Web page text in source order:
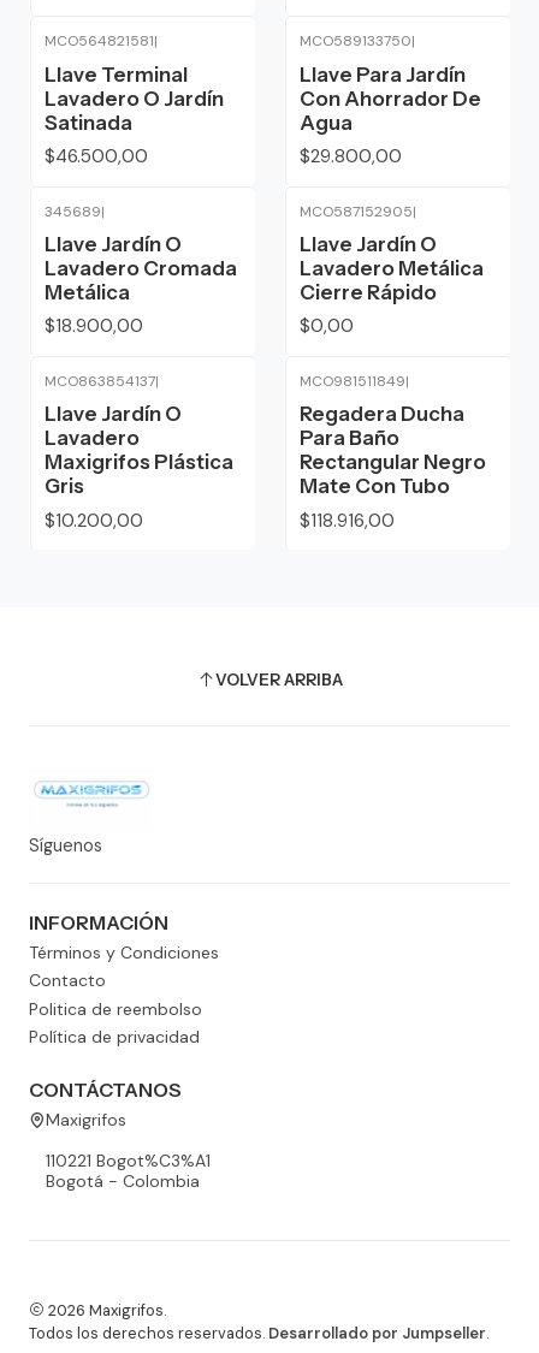
MCO564821581|
Llave Terminal
Lavadero O Jardín
Satinada
$46.500,00
MCO589133750|
Llave Para Jardín
Con Ahorrador De
Agua
$29.800,00
345689|
Llave Jardín O
Lavadero Cromada
Metálica
$18.900,00
MCO587152905|
Llave Jardín O
Lavadero Metálica
Cierre Rápido
$0,00
MCO863854137|
Llave Jardín O
Lavadero
Maxigrifos Plástica
Gris
$10.200,00
MCO981511849|
Regadera Ducha
Para Baño
Rectangular Negro
Mate Con Tubo
$118.916,00
VOLVER ARRIBA
Síguenos
INFORMACIÓN
Términos y Condiciones
Contacto
Politica de reembolso
Política de privacidad
CONTÁCTANOS
Maxigrifos
110221 Bogot%C3%A1
Bogotá - Colombia
2026 Maxigrifos.
Todos los derechos reservados. Desarrollado por Jumpseller.